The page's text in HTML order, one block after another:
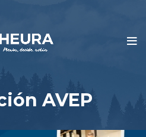
AVEP